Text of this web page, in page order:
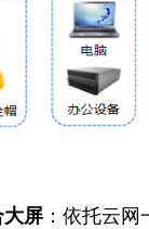
屏 ：依托云